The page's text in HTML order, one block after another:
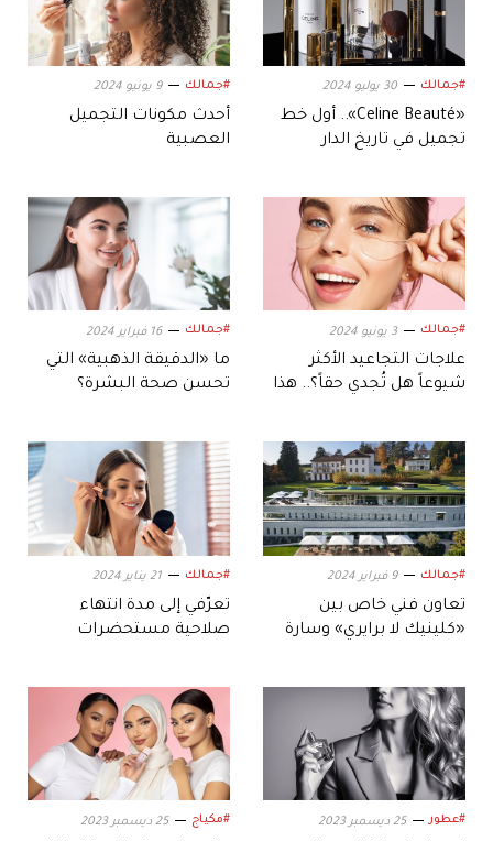
#جمالك 30 يوليو 2024
«Celine Beauté».. أول خط
تجميل في تاريخ الدار
#جمالك 9 يونيو 2024
أحدث مكونات التجميل
العصبية
#جمالك 3 يونيو 2024
علاجات التجاعيد الأكثر
شيوعاً هل تُجدي حقاً؟.. هذا
#جمالك 16 فبراير 2024
ما «الدقيقة الذهبية» التي
تحسن صحة البشرة؟
#جمالك 9 فبراير 2024
تعاون فني خاص بين
«كلينيك لا برايري» وسارة
#جمالك 21 يناير 2024
تعرّفي إلى مدة انتهاء
صلاحية مستحضرات
#عطور 25 ديسمبر 2023 #مكياج 25 ديسمبر 2023